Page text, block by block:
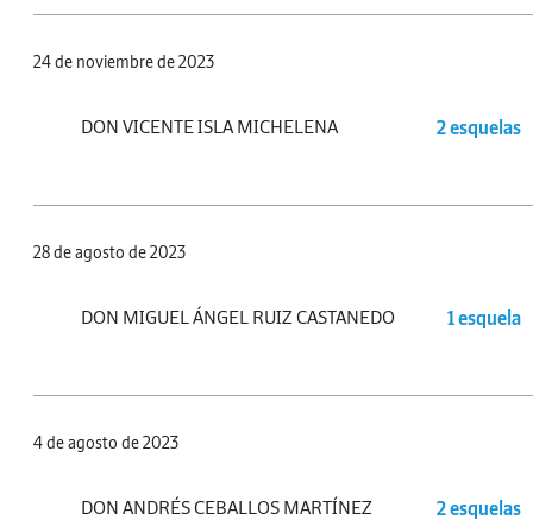
24 de noviembre de 2023
DON VICENTE ISLA MICHELENA 2 esquelas
28 de agosto de 2023
DON MIGUEL ÁNGEL RUIZ CASTANEDO 1 esquela
4 de agosto de 2023
DON ANDRÉS CEBALLOS MARTÍNEZ 2 esquelas